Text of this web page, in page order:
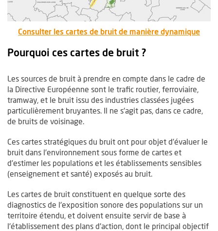
Consulter les cartes de bruit de manière dynamique,
Pourquoi ces cartes de bruit ?
Les sources de bruit à prendre en compte dans le cadre de
la Directive Européenne sont le trafic routier, ferroviaire,
tramway, et le bruit issu des industries classées jugées
particulièrement bruyantes. Il ne s'agit pas, dans ce cadre,
de bruits de voisinage.
Ces cartes stratégiques du bruit ont pour objet d’évaluer le
bruit dans l’environnement sous forme de cartes et
d’estimer les populations et les établissements sensibles
(enseignement et santé) exposés au bruit.
Les cartes de bruit constituent en quelque sorte des
diagnostics de l'exposition sonore des populations sur un
territoire étendu, et doivent ensuite servir de base à
l'établissement des plans d'action, dont le principal objectif